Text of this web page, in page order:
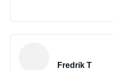
Fredrik T